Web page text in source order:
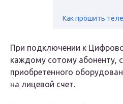
Как прошить
При подключении к
каждому сотому абоненту,
приобретенного
на лицевой счет.